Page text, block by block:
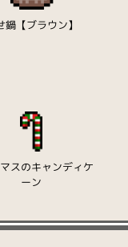
鍋【ブラウン】
スのキャンディケ
ーン